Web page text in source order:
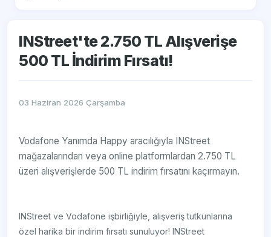
INStreet'te 2.750 TL Alışverişe
500 TL İndirim Fırsatı!
03 Haziran 2026 Çarşamba
Vodafone Yanımda Happy aracılığıyla INStreet
mağazalarından veya online platformlardan 2.750 TL
üzeri alışverişlerde 500 TL indirim fırsatını kaçırmayın.
INStreet ve Vodafone işbirliğiyle, alışveriş tutkunlarına
özel harika bir indirim fırsatı sunuluyor! INStreet